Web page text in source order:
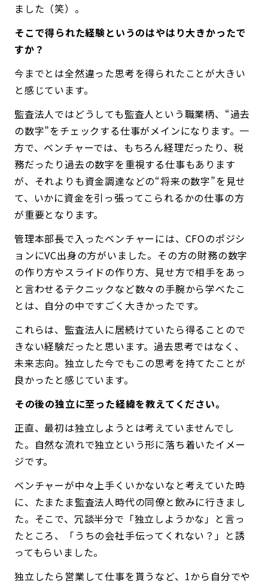
ました（笑）。
――そこで得られた経験というのはやはり大きかったで
すか？
今までとは全然違った思考を得られたことが大きい
と感じています。
監査法人ではどうしても監査人という職業柄、“過去
の数字”をチェックする仕事がメインになります。一
方で、ベンチャーでは、もちろん経理だったり、税
務だったり過去の数字を重視する仕事もあります
が、それよりも資金調達などの“将来の数字”を見せ
て、いかに資金を引っ張ってこられるかの仕事の方
が重要となります。
管理本部長で入ったベンチャーには、CFOのポジシ
ョンにVC出身の方がいました。その方の財務の数字
の作り方やスライドの作り方、見せ方で相手をあっ
と言わせるテクニックなど数々の手腕から学べたこ
とは、自分の中ですごく大きかったです。
これらは、監査法人に居続けていたら得ることので
きない経験だったと思います。過去思考ではなく、
未来志向。独立した今でもこの思考を持てたことが
良かったと感じています。
――その後の独立に至った経緯を教えてください。
正直、最初は独立しようとは考えていませんでし
た。自然な流れで独立という形に落ち着いたイメー
ジです。
ベンチャーが中々上手くいかないなと考えていた時
に、たまたま監査法人時代の同僚と飲みに行きまし
た。そこで、冗談半分で「独立しようかな」と言っ
たところ、「うちの会社手伝ってくれない？」と誘
ってもらいました。
独立したら営業して仕事を貰うなど、1から自分でや